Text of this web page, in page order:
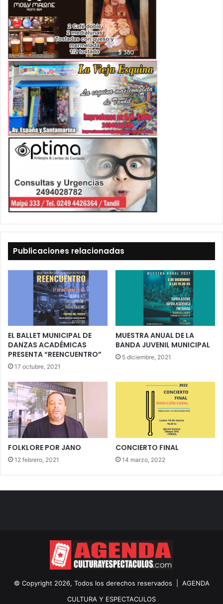
Publicaciones relacionadas
EL BALLET MUNICIPAL DE
DANZAS ACADÉMICAS
PRESENTA “REENCUENTRO”
17 octubre, 2021
MUESTRA ANUAL DE LA
BANDA JUVENIL MUNICIPAL
5 diciembre, 2021
FOLKLORE POR JANO
12 febrero, 2021
CONCIERTO FINAL
14 marzo, 2022
© Copyright 2026, Todos los derechos reservados | AGENDA
CULTURA Y ESPECTACULOS